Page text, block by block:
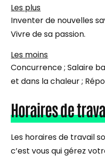
Les plus
Inventer de nouvelles
Vivre de sa passion.
Les moins
Concurrence ; Salaire
et dans la chaleur ;
Horaires de
Les horaires de travail
c’est vous qui gérez